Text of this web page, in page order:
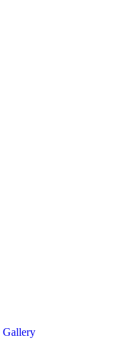
Gallery